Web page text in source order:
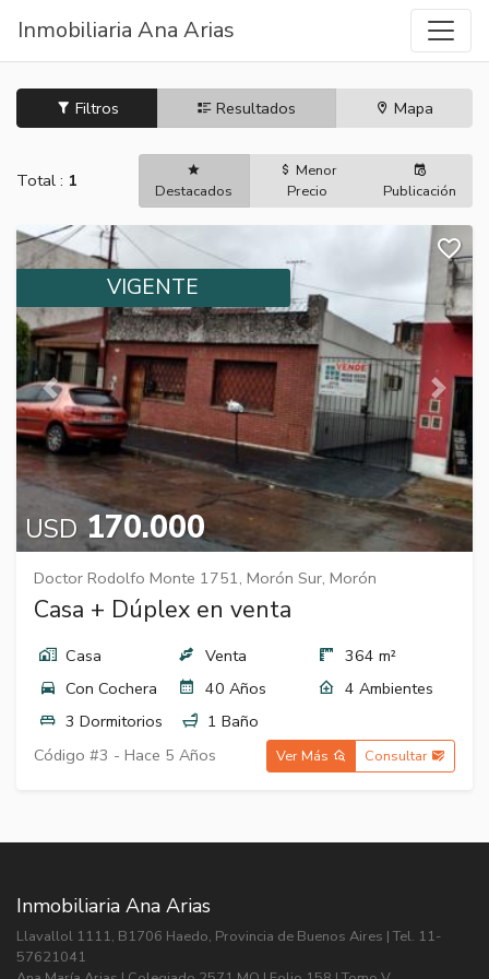
Inmobiliaria Ana Arias
Filtros Resultados Mapa
Total : 1 Destacados
Menor
Precio
Publicación
VIGENTE
Previous Slide Next
USD 170.000
Doctor Rodolfo Monte 1751, Morón Sur, Morón
Casa + Dúplex en venta
Casa Venta
364 m²
Con Cochera
40 Años
4 Ambientes
3 Dormitorios
1 Baño
Código #3 - Hace 5 Años Ver Más Consultar
Inmobiliaria Ana Arias
Llavallol 1111, B1706 Haedo, Provincia de Buenos Aires | Tel. 11-
57621041